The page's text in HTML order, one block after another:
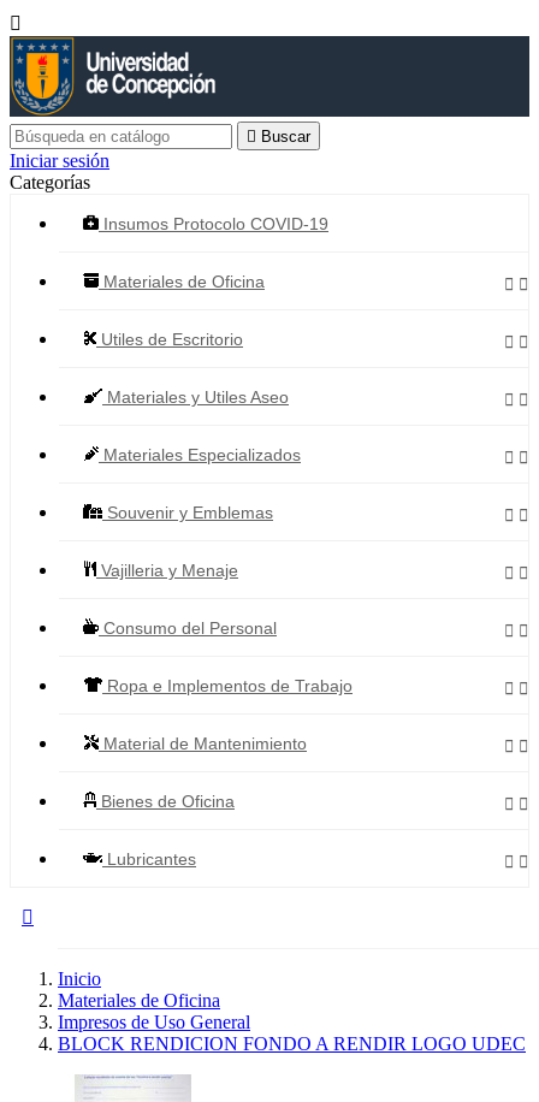

 Buscar
Iniciar sesión
Categorías
Insumos Protocolo COVID-19
Materiales de Oficina  
Utiles de Escritorio  
Materiales y Utiles Aseo  
Materiales Especializados  
Souvenir y Emblemas  
Vajilleria y Menaje  
Consumo del Personal  
Ropa e Implementos de Trabajo  
Material de Mantenimiento  
Bienes de Oficina  
Lubricantes  

Inicio
Materiales de Oficina
Impresos de Uso General
BLOCK RENDICION FONDO A RENDIR LOGO UDEC